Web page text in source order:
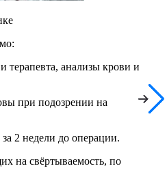
терапевта, анализы крови и
при подозрении на
2 недели до операции.
на свёртываемость, по